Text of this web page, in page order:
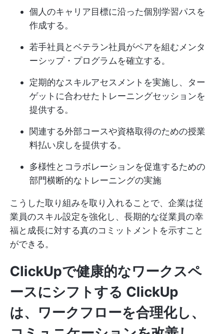
個人のキャリア目標に沿った個別学習パスを
作成する。
若手社員とベテラン社員がペアを組むメンタ
ーシップ・プログラムを確立する。
定期的なスキルアセスメントを実施し、ター
ゲットに合わせたトレーニングセッションを
提供する。
関連する外部コースや資格取得のための授業
料払い戻しを提供する。
多様性とコラボレーションを促進するための
部門横断的なトレーニングの実施
こうした取り組みを取り入れることで、企業は従
業員のスキル設定を強化し、長期的な従業員の幸
福と成長に対する真のコミットメントを示すこと
ができる。
ClickUpで健康的なワークスペ
ースにシフトする ClickUp
は、ワークフローを合理化し、